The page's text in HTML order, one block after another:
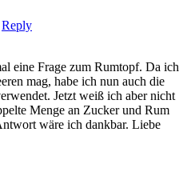
Reply
eine Frage zum Rumtopf. Da ich
mag, habe ich nun auch die
Jetzt weiß ich aber nicht
Menge an Zucker und Rum
wäre ich dankbar. Liebe